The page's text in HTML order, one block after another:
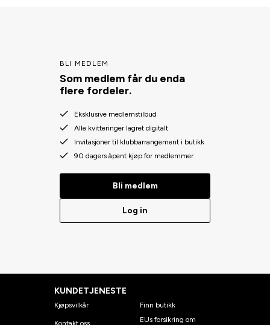
BLI MEDLEM
Som medlem får du enda
flere fordeler.
Eksklusive medlemstilbud
Alle kvitteringer lagret digitalt
Invitasjoner til klubbarrangement i butikk
90 dagers åpent kjøp for medlemmer
Bli medlem
Log in
KUNDETJENESTE
Kjøpsvilkår
Kontakt oss
Finn butikk
EUs forsikring om